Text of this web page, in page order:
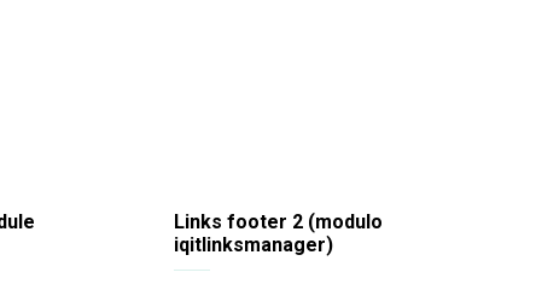
Links footer 2 (modulo
iqitlinksmanager)